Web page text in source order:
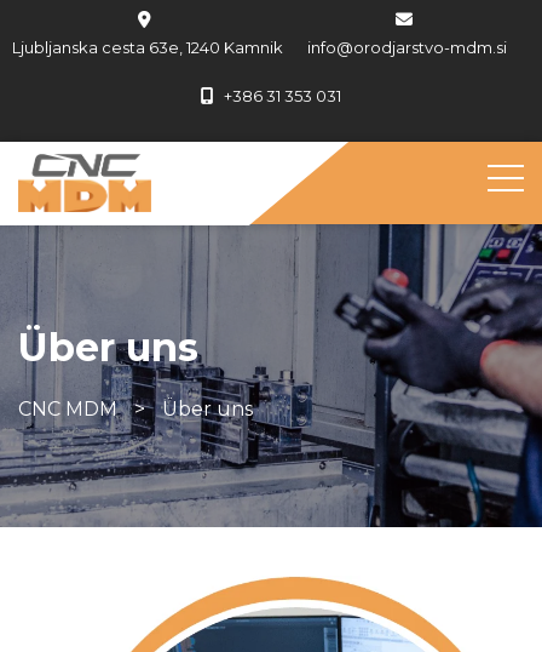
Ljubljanska cesta 63e, 1240 Kamnik info@orodjarstvo-mdm.si
+386 31 353 031
Über uns
CNC MDM > Über uns